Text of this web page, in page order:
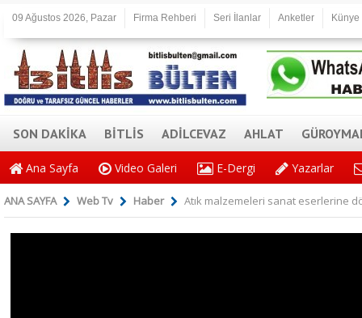
09 Ağustos 2026, Pazar Firma Rehberi Seri İlanlar Anketler Künye
SON DAKİKA BİTLİS ADİLCEVAZ AHLAT
Ana Sayfa Video Galeri E-Dergi Yazarlar
ANA SAYFA Web Tv Haber Atık malzemeleri sanat eserlerine